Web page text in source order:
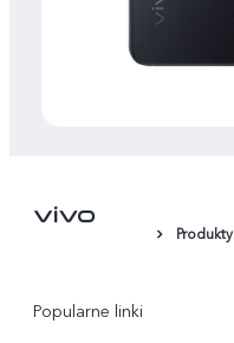
Produkty
Popularne linki